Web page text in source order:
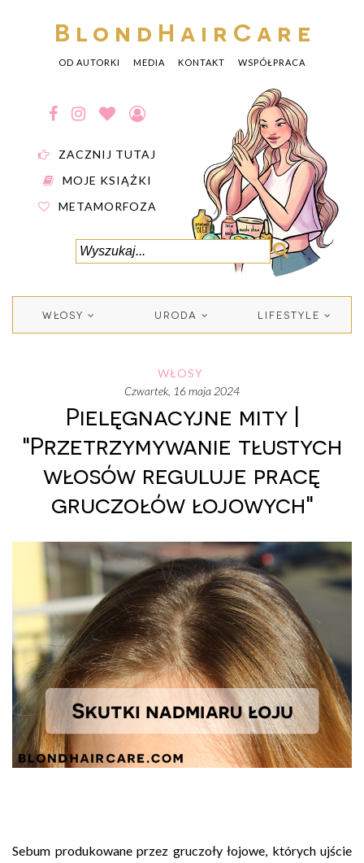
BlondHairCare
OD AUTORKI MEDIA KONTAKT WSPÓŁPRACA
ZACZNIJ TUTAJ
MOJE KSIĄŻKI
METAMORFOZA
WŁOSY URODA LIFESTYLE
WŁOSY
czwartek, 16 maja 2024
Pielęgnacyjne mity |
"Przetrzymywanie tłustych
włosów reguluje pracę
gruczołów łojowych"
Sebum produkowane przez gruczoły łojowe, których ujście